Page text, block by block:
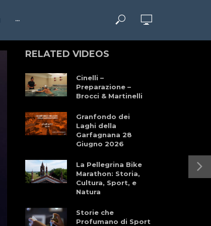
···
RELATED VIDEOS
Cinelli –
Preparazione –
Brocci & Martinelli
Granfondo dei
Laghi della
Garfagnana 28
Giugno 2026
La Pellegrina Bike
Marathon: Storia,
Cultura, Sport, e
Natura
Storie che
Profumano di Sport